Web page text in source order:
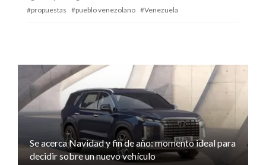
propuestas
pueblo venezolano Venezuela
Se acerca Navidad y fin de año: momento ideal para
decidir sobre un nuevo vehículo